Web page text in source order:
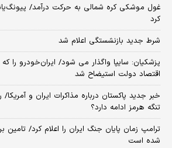
غول موشکی کره شمالی به حرکت درآمد/
کرد
شرط جدید بازنشستگی اعلام شد
پزشکیان: سایپا واگذار می شود/ ایران‌خودرو را که
اقتصاد دولت استیضاح شد
خبر جدید پاکستان درباره مذاکرات ایران و آمریکا/
تنگه هرمز ادامه دارد؟
ترامپ زمان پایان جنگ ایران را اعلام کرد/
شده است